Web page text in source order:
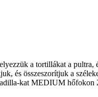
a tortillákat a
és összeszorítjuk a
kat MEDIUM hőfokon